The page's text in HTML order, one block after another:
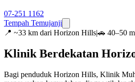
07-251 1162
Tempah Temujanji
📍 ~33 km dari Horizon Hills|🚗 40–50
Klinik Berdekatan
Bagi penduduk Horizon Hills, Klinik